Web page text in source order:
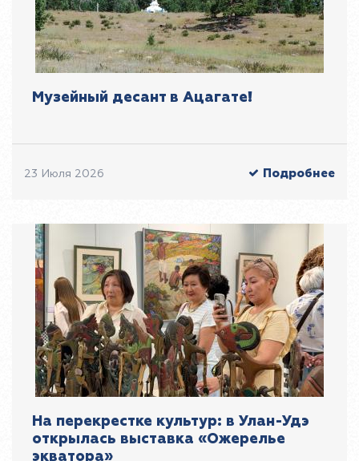
Музейный десант в Ацагате!
23 Июля 2026 Подробнее
На перекрестке культур: в Улан-Удэ
открылась выставка «Ожерелье
экватора»